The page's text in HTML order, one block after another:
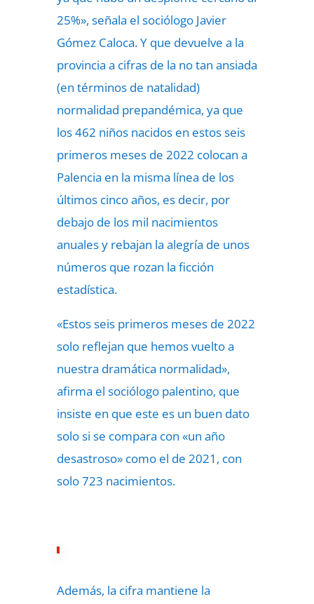
25%», señala el sociólogo Javier
Gómez Caloca. Y que devuelve a la
provincia a cifras de la no tan ansiada
(en términos de natalidad)
normalidad prepandémica, ya que
los 462 niños nacidos en estos seis
primeros meses de 2022 colocan a
Palencia en la misma línea de los
últimos cinco años, es decir, por
debajo de los mil nacimientos
anuales y rebajan la alegría de unos
números que rozan la ficción
estadística.
«Estos seis primeros meses de 2022
solo reflejan que hemos vuelto a
nuestra dramática normalidad»,
afirma el sociólogo palentino, que
insiste en que este es un buen dato
solo si se compara con «un año
desastroso» como el de 2021, con
solo 723 nacimientos.
Además, la cifra mantiene la